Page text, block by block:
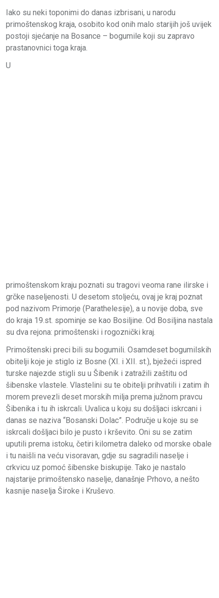
Iako su neki toponimi do danas izbrisani, u narodu
primoštenskog kraja, osobito kod onih malo starijih još uvijek
postoji sjećanje na Bosance – bogumile koji su zapravo
prastanovnici toga kraja.
U
primoštenskom kraju poznati su tragovi veoma rane ilirske i
grčke naseljenosti. U desetom stoljeću, ovaj je kraj poznat
pod nazivom Primorje (Parathelesije), a u novije doba, sve
do kraja 19.st. spominje se kao Bosiljine. Od Bosiljina nastala
su dva rejona: primoštenski i rogoznički kraj.
Primoštenski preci bili su bogumili. Osamdeset bogumilskih
obitelji koje je stiglo iz Bosne (XI. i XII. st.), bježeći ispred
turske najezde stigli su u Šibenik i zatražili zaštitu od
šibenske vlastele. Vlastelini su te obitelji prihvatili i zatim ih
morem prevezli deset morskih milja prema južnom pravcu
Šibenika i tu ih iskrcali. Uvalica u koju su došljaci iskrcani i
danas se naziva “Bosanski Dolac”. Područje u koje su se
iskrcali došljaci bilo je pusto i krševito. Oni su se zatim
uputili prema istoku, četiri kilometra daleko od morske obale
i tu naišli na veću visoravan, gdje su sagradili naselje i
crkvicu uz pomoć šibenske biskupije. Tako je nastalo
najstarije primoštensko naselje, današnje Prhovo, a nešto
kasnije naselja Široke i Kruševo.